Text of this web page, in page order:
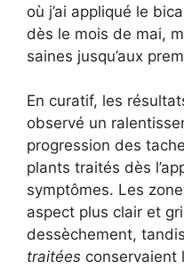
où j’ai appliqué le
dès le mois de mai,
saines jusqu’aux
En curatif, les
observé un
progression des
plants traités dès
symptômes. Les
aspect plus clair et
dessèchement,
traitées conservaient